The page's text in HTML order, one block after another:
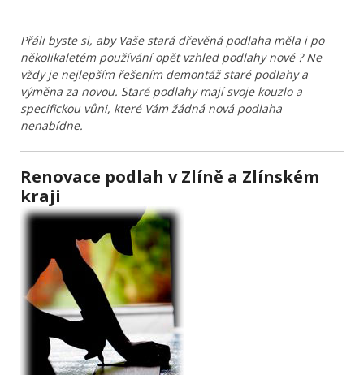
Přáli byste si, aby Vaše stará dřevěná podlaha měla i po
několikaletém používání opět vzhled podlahy nové ? Ne
vždy je nejlepším řešením demontáž staré podlahy a
výměna za novou. Staré podlahy mají svoje kouzlo a
specifickou vůni, které Vám žádná nová podlaha
nenabídne.
Renovace podlah v Zlíně a Zlínském
kraji